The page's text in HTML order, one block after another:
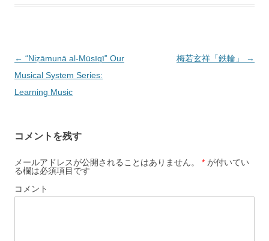
投
稿
ナ
ー
シ
ョ
ン
← “Niẓāmunā al-Mūsīqī” Our
Musical System Series:
Learning Music
梅若玄祥「鉄輪」 →
コメントを残す
メールアドレスが公開されることはありません。 * が付いてい
る欄は必須項目です
コメント